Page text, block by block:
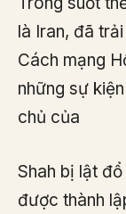
là Iran, đã
Cách mạng
những sự
chủ của
Shah bị lật
được thành